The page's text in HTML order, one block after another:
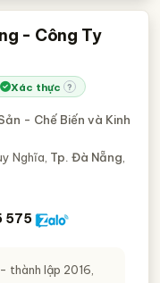
- Công Ty
Xác thực ?
- Chế Biến và Kinh
Nghĩa, Tp. Đà Nẵng
575
- thành lập 2016,